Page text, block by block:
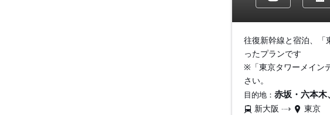
往復新幹線と宿泊、「
ったプランです
※「東京タワーメイン
さい。
目的地： 赤坂・六本木
新大阪
東京